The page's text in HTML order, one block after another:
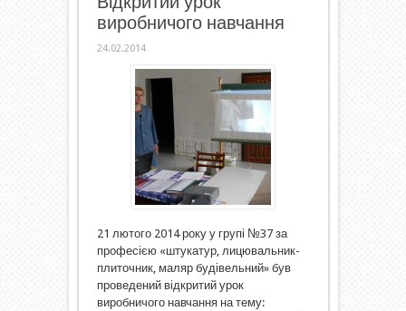
виробничого навчання
24.02.2014
21 лютого 2014 року у групі №37 за
професією «штукатур, лицювальник-
плиточник, маляр будівельний» був
проведений відкритий урок
виробничого навчання на тему: